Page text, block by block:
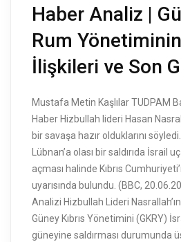
Haber Analiz |
Rum
İlişkileri ve Son
Mustafa Metin Kaşlılar TUDPAM
Haber Hizbullah lideri Hasan
bir savaşa hazır olduklarını
Lübnan’a olası bir saldırıda İsrail
açması halinde Kıbrıs
uyarısında bulundu. (BBC,
Analizi Hizbullah Lideri
Güney Kıbrıs Yönetimini (GKRY)
güneyine saldırması durumunda